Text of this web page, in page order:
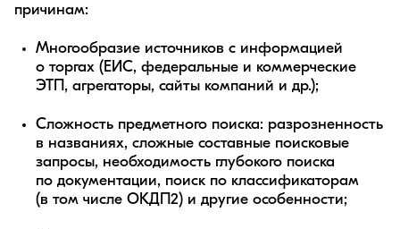
причинам:
Многообразие источников с информацией
о торгах (ЕИС, федеральные и коммерческие
ЭТП, агрегаторы, сайты компаний и др.);
Сложность предметного поиска: разрозненность
в названиях, сложные составные поисковые
запросы, необходимость глубокого поиска
по документации, поиск по классификаторам
(в том числе ОКДП2) и другие особенности;